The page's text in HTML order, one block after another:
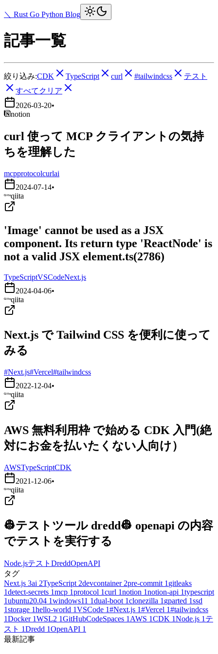
＼ Rust Go Python Blog
記事一覧
絞り込み:CDK TypeScript curl #tailwindcss
テスト
すべてクリア
2026-03-20•
notion
curl 使って MCP クライアントの気持
ちを理解した
mcpprotocolcurlai
2024-07-14•
qiita
'Image' cannot be used as a JSX
component. Its return type 'ReactNode' is
not a valid JSX element.ts(2786)
TypeScriptVSCodeNext.js
2024-04-06•
qiita
Next.js で Tailwind CSS を便利に使って
みる
#Next.js#Vercel#tailwindcss
2022-12-04•
qiita
AWS 無料利用枠 で始める CDK 入門(絶
対にお金を払いたくない人向け）
AWSTypeScriptCDK
2021-12-06•
qiita
👷テストツール dredd👷 openapi の内容
でテストを実行する
Node.jsテスト DreddOpenAPI
タグ
Next.js 3ai 2TypeScript 2devcontainer 2pre-commit 1 gitleaks
1detect-secrets 1mcp 1protocol 1curl 1notion 1notion-api 1typescript
1ubuntu20.04 1windows11 1dual-boot 1clonezilla 1 gparted 1ssd
1storage 1hello-world 1VSCode 1#Next.js 1#Vercel 1#tailwindcss
1Docker 1WSL2 1GitHubCodeSpaces 1 AWS 1CDK 1Node.js 1 テ
スト 1Dredd 1OpenAPI 1
最新記事